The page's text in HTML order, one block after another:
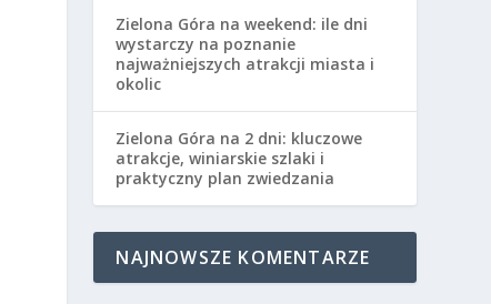
Zielona Góra na weekend: ile dni
wystarczy na poznanie
najważniejszych atrakcji miasta i
okolic
Zielona Góra na 2 dni: kluczowe
atrakcje, winiarskie szlaki i
praktyczny plan zwiedzania
NAJNOWSZE KOMENTARZE